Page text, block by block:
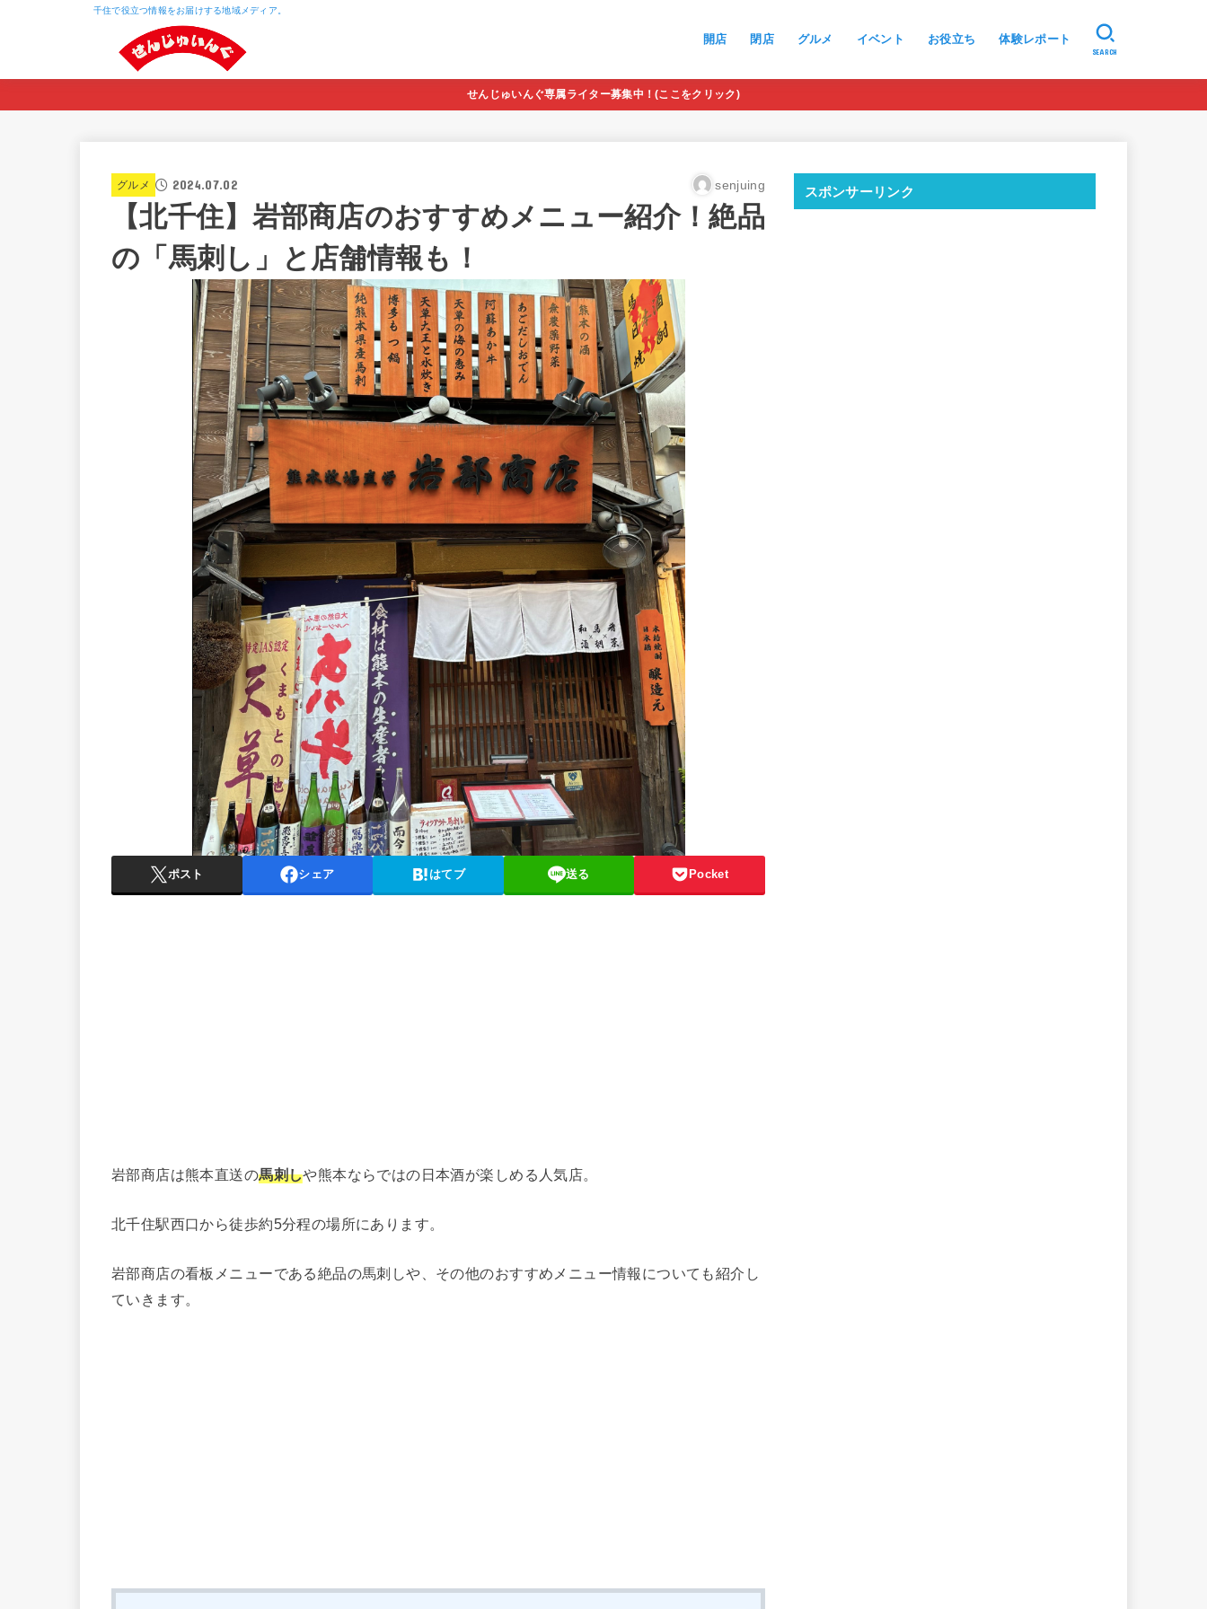
千住で役立つ情報をお届けする地域メディア。
開店 閉店 グルメ イベント お役立ち 体験レポート
SEARCH
せんじゅいんぐ専属ライター募集中！(ここをクリック)
グルメ 2024.07.02 senjuing
【北千住】岩部商店のおすすめメニュー紹介！絶品
の「馬刺し」と店舗情報も！
ポスト シェア はてブ 送る Pocket
岩部商店は熊本直送の馬刺しや熊本ならではの日本酒が楽しめる人気店。
北千住駅西口から徒歩約5分程の場所にあります。
岩部商店の看板メニューである絶品の馬刺しや、その他のおすすめメニュー情報についても紹介し
ていきます。
スポンサーリンク